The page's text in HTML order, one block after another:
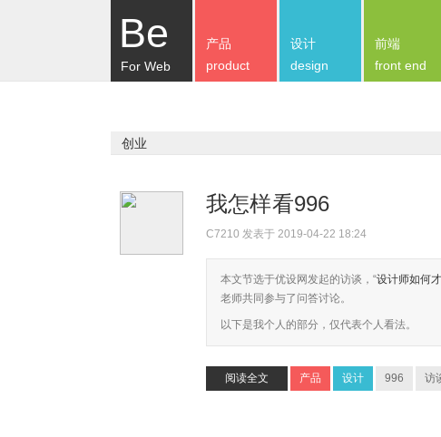
Be
For Web
产品
product
设计
design
前端
front end
创业
我怎样看996
C7210 发表于 2019-04-22 18:24
本文节选于优设网发起的访谈，“设计师如何
老师共同参与了问答讨论。
以下是我个人的部分，仅代表个人看法。
阅读全文 产品 设计 996 访